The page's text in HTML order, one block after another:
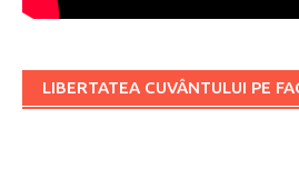
LIBERTATEA CUVÂNTULUI PE